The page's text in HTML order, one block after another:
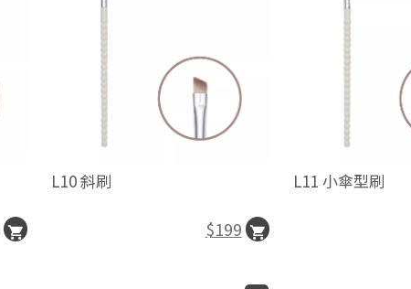
L10 斜刷
$199
L11 小傘型刷